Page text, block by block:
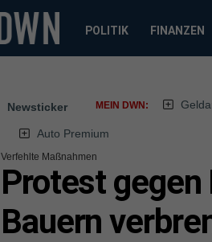
POLITIK FINANZEN
Newsticker MEIN DWN:
Auto Premium
Verfehlte Maßnahmen
Protest
Bauern